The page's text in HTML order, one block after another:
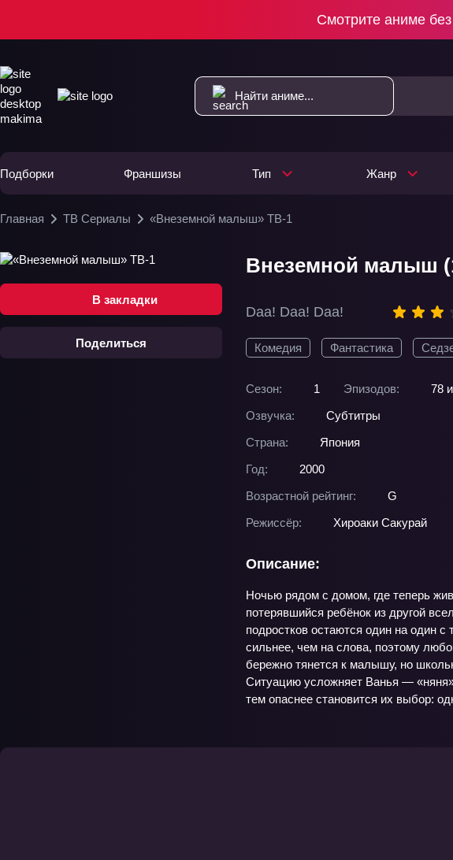
Смотрите аниме
Подборки Франшизы Тип Жанр
Главная ТВ Сериалы «Внеземной малыш» ТВ-1
В закладки
Поделиться
Внеземной малыш
Daa! Daa! Daa!
Комедия Фантастика
Сезон: 1 Эпизодов:
78
Озвучка:
Субтитры
Страна:
Япония
Год:
2000
Возрастной рейтинг:
G
Режиссёр:
Хироаки Сакурай
Описание:
Ночью рядом с домом, где теперь
потерявшийся ребёнок из другой
подростков остаются один на один с
сильнее, чем на слова, поэтому
бережно тянется к малышу, но
Ситуацию усложняет Ванья — «няня»
тем опаснее становится их выбор: